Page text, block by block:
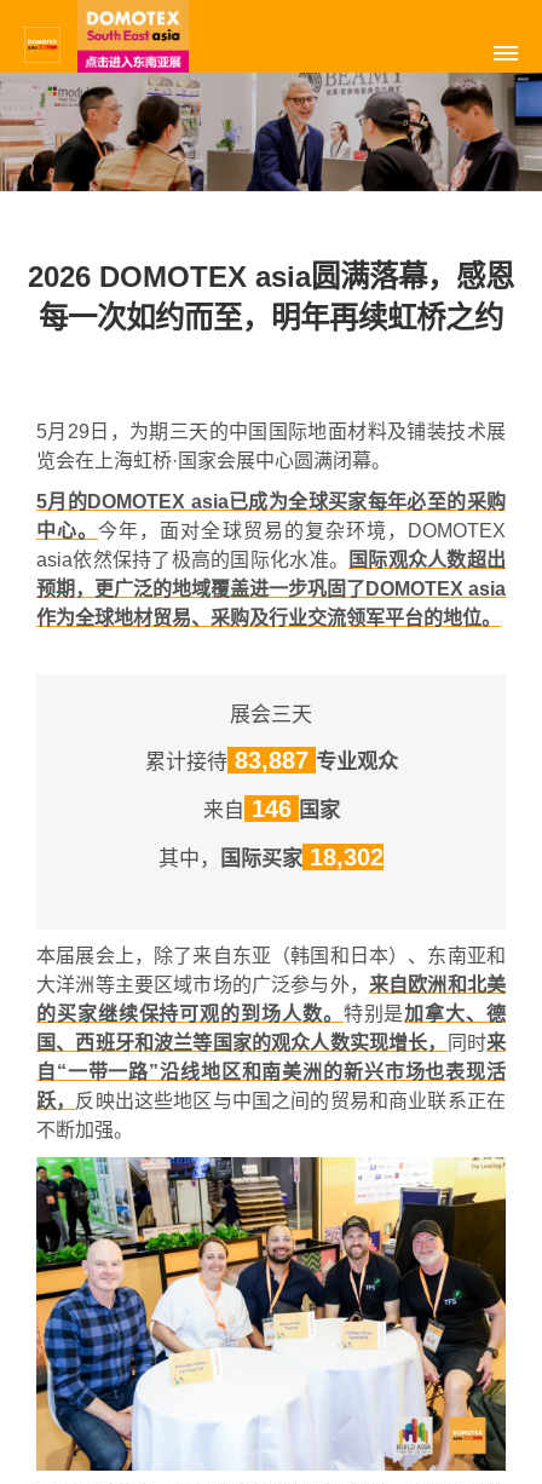
2026 DOMOTEX asia圆满落幕，感恩
每一次如约而至，明年再续虹桥之约
5月29日，为期三天的中国国际地面材料及铺装技术展
览会在上海虹桥·国家会展中心圆满闭幕。
5月的DOMOTEX asia已成为全球买家每年必至的采购
中心。今年，面对全球贸易的复杂环境，DOMOTEX
asia依然保持了极高的国际化水准。
国际观众人数超出
预期，更广泛的地域覆盖进一步巩固了DOMOTEX asia
作为全球地材贸易、采购及行业交流领军平台的地位。
展会三天
累计接待 83,887 专业观众
来自 146 国家
其中， 国际买家 18,302
本届展会上，除了来自东亚（韩国和日本）、东南亚和
大洋洲等主要区域市场的广泛参与外， 来自欧洲和北美
的买家继续保持可观的到场人数。 特别是加拿大、德
国、西班牙和波兰等国家的观众人数实现增长，
同时来
自“一带一路”沿线地区和南美洲的新兴市场也表现活
跃， 反映出这些地区与中国之间的贸易和商业联系正在
不断加强。